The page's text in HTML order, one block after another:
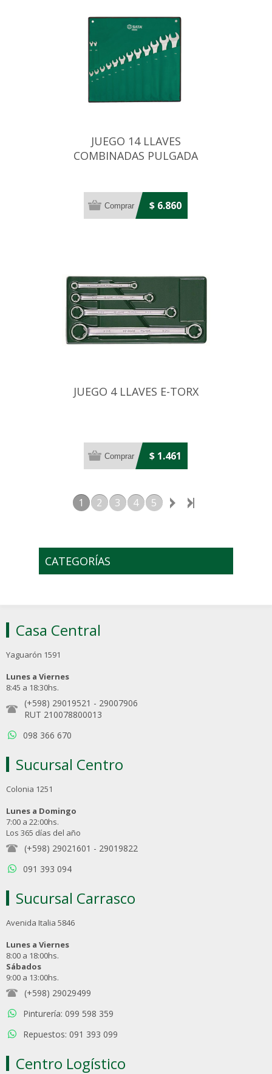
JUEGO 14 LLAVES
COMBINADAS PULGADA
$ 6.860
JUEGO 4 LLAVES E-TORX
$ 1.461
1 2 3 4 5
CATEGORÍAS
Casa Central
Yaguarón 1591
Lunes a Viernes
8:45 a 18:30hs.
(+598) 29019521 - 29007906
RUT 210078800013
098 366 670
Sucursal Centro
Colonia 1251
Lunes a Domingo
7:00 a 22:00hs.
Los 365 días del año
(+598) 29021601 - 29019822
091 393 094
Sucursal Carrasco
Avenida Italia 5846
Lunes a Viernes
8:00 a 18:00hs.
Sábados
9:00 a 13:00hs.
(+598) 29029499
Pinturería: 099 598 359
Repuestos: 091 393 099
Centro Logístico